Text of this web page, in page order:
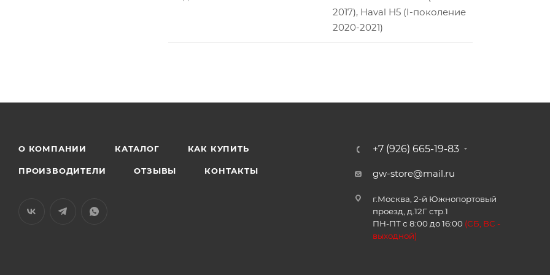
2017), Haval H5 (I-поколение
2020-2021)
О КОМПАНИИ КАТАЛОГ КАК КУПИТЬ
ПРОИЗВОДИТЕЛИ ОТЗЫВЫ КОНТАКТЫ
+7 (926) 665-19-83
gw-store@mail.ru
г.Москва, 2-й Южнопортовый
проезд, д.12Г стр.1
ПН-ПТ с 8:00 до 16:00 (СБ, ВС -
выходной)